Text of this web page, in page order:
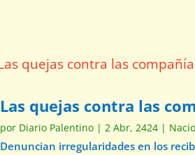
Las quejas contra las
por Diario Palentino |2 Abr, 2424 |
Denuncian irregularidades en los